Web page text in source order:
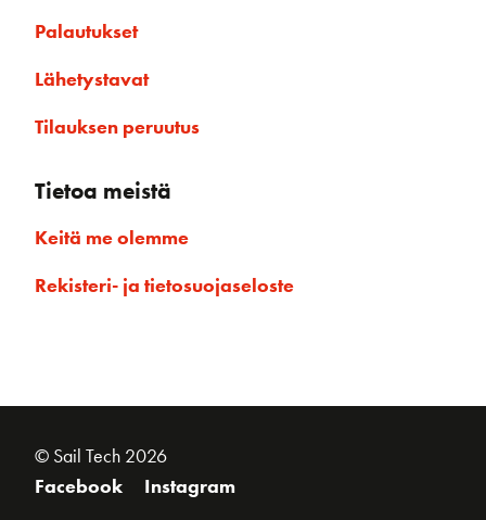
Palautukset
Lähetystavat
Tilauksen peruutus
Tietoa meistä
Keitä me olemme
Rekisteri- ja tietosuojaseloste
© Sail Tech 2026
Facebook
Instagram